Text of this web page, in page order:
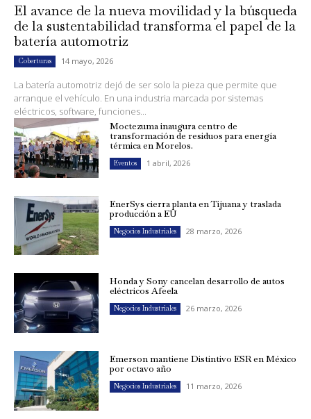
El avance de la nueva movilidad y la búsqueda
de la sustentabilidad transforma el papel de la
batería automotriz
Coberturas 14 mayo, 2026
La batería automotriz dejó de ser solo la pieza que permite que
arranque el vehículo. En una industria marcada por sistemas
eléctricos, software, funciones...
Moctezuma inaugura centro de
transformación de residuos para energía
térmica en Morelos.
Eventos 1 abril, 2026
EnerSys cierra planta en Tijuana y traslada
producción a EU
Negocios Industriales 28 marzo, 2026
Honda y Sony cancelan desarrollo de autos
eléctricos Afeela
Negocios Industriales 26 marzo, 2026
Emerson mantiene Distintivo ESR en México
por octavo año
Negocios Industriales 11 marzo, 2026